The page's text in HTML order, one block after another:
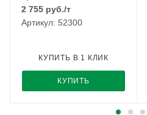
2 755 руб./т
Артикул: 52300
КУПИТЬ
КУПИТЬ В 1 КЛИК